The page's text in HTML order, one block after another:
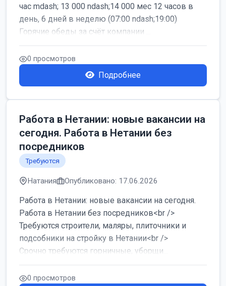
час mdash; 13 000 ndash;14 000 мес 12 часов в
день, 6 дней в неделю (07:00 ndash;19:00)
Горячие обеды за счёт компании ...
0 просмотров
Подробнее
Работа в Нетании: новые вакансии на
сегодня. Работа в Нетании без
посредников
Требуются
Натания Опубликовано: 17.06.2026
Работа в Нетании: новые вакансии на сегодня.
Работа в Нетании без посредников<br />
Требуются строители, маляры, плиточники и
подсобники на стройку в Нетании<br />
Срочно требуются горничные, уборщи...
0 просмотров